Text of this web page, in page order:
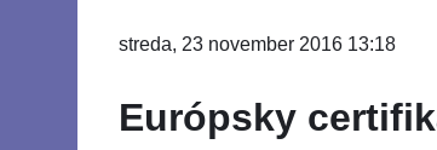
streda, 23 november 2016 13:18
Európsky